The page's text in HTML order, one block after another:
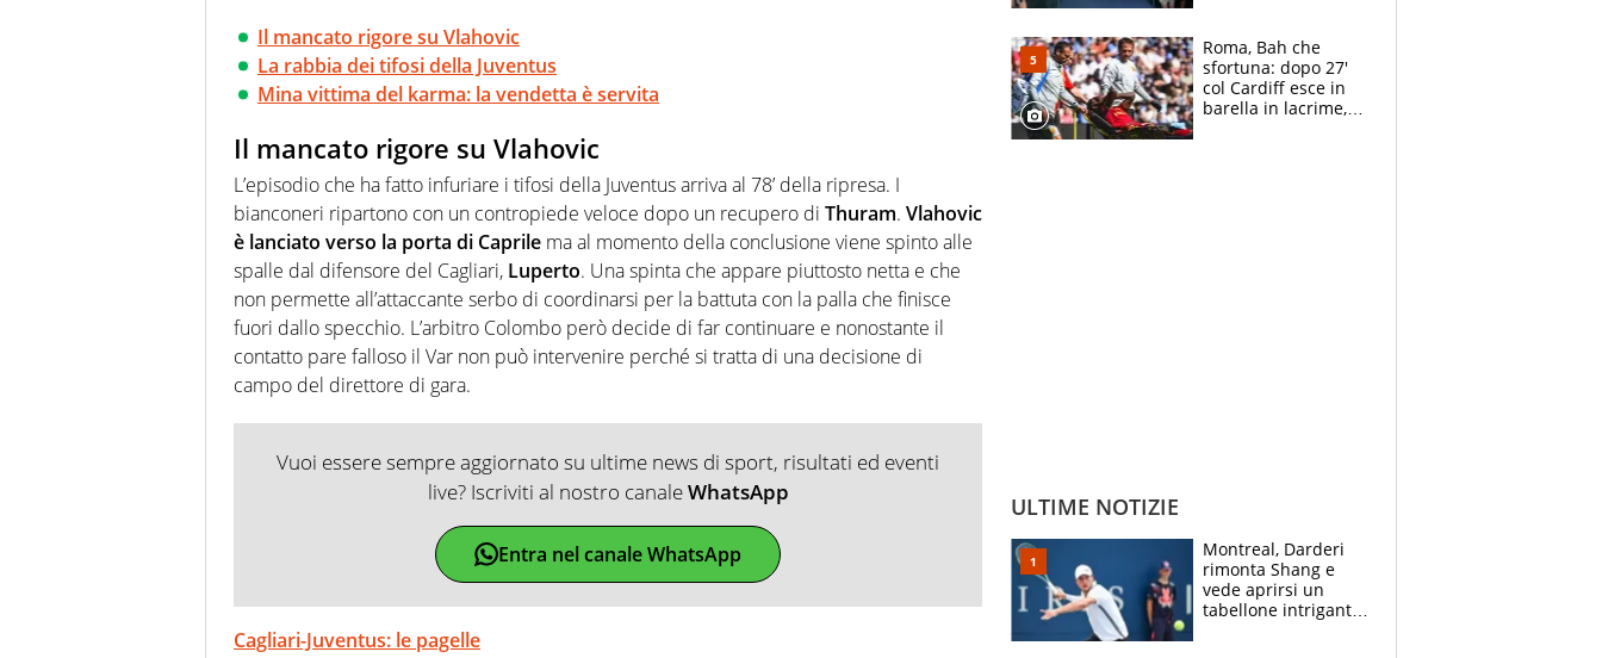
Il mancato rigore su Vlahovic
La rabbia dei tifosi della Juventus
Mina vittima del karma: la vendetta è servita
Il mancato rigore su Vlahovic
L’episodio che ha fatto infuriare i tifosi della Juventus arriva al 78’ della ripresa. I
bianconeri ripartono con un contropiede veloce dopo un recupero di Thuram. Vlahovic
è lanciato verso la porta di Caprile ma al momento della conclusione viene spinto alle
spalle dal difensore del Cagliari, Luperto. Una spinta che appare piuttosto netta e che
non permette all’attaccante serbo di coordinarsi per la battuta con la palla che finisce
fuori dallo specchio. L’arbitro Colombo però decide di far continuare e nonostante il
contatto pare falloso il Var non può intervenire perché si tratta di una decisione di
campo del direttore di gara.
Vuoi essere sempre aggiornato su ultime news di sport, risultati ed eventi
live? Iscriviti al nostro canaleWhatsApp
Entra nel canale WhatsApp
Cagliari-Juventus: le pagelle
Roma, Bah che
sfortuna: dopo 27'
col Cardiff esce in
barella in lacrime,
ULTIME NOTIZIE
Montreal, Darderi
rimonta Shang e
vede aprirsi un
tabellone intrigante: